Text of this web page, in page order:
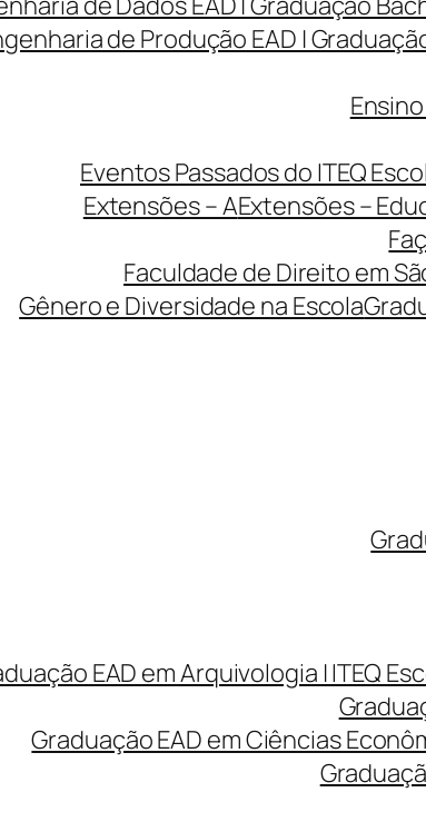
de Produção EAD |
Eventos Passados do ITEQ
Extensões – AExtensões –
Faculdade de Direito em
Gênero e Diversidade na Escola
EAD em Arquivologia | ITEQ
Graduação EAD em Ciências